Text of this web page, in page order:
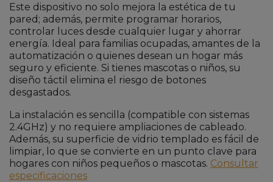
Este dispositivo no solo mejora la estética de tu
pared; además, permite programar horarios,
controlar luces desde cualquier lugar y ahorrar
energía. Ideal para familias ocupadas, amantes de la
automatización o quienes desean un hogar más
seguro y eficiente. Si tienes mascotas o niños, su
diseño táctil elimina el riesgo de botones
desgastados.
La instalación es sencilla (compatible con sistemas
2.4GHz) y no requiere ampliaciones de cableado.
Además, su superficie de vidrio templado es fácil de
limpiar, lo que se convierte en un punto clave para
hogares con niños pequeños o mascotas. Consultar
especificaciones